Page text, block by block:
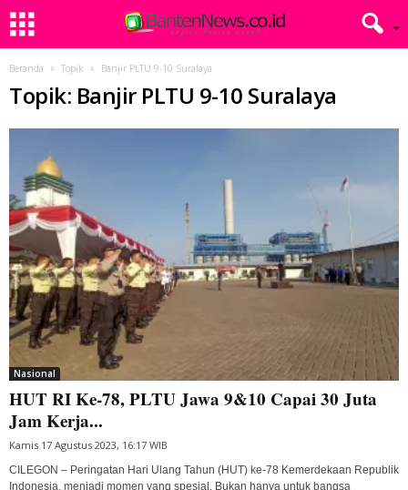
Beranda Topik Banjir PLTU 9-10 Suralaya
Topik: Banjir PLTU 9-10 Suralaya
Nasional
HUT RI Ke-78, PLTU Jawa 9&10 Capai 30 Juta
Jam Kerja...
Kamis 17 Agustus 2023, 16:17 WIB
CILEGON – Peringatan Hari Ulang Tahun (HUT) ke-78 Kemerdekaan Republik
Indonesia, menjadi momen yang spesial. Bukan hanya untuk bangsa